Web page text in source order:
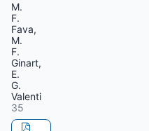
M.
F.
Fava,
M.
F.
Ginart,
E.
G.
Valenti
35